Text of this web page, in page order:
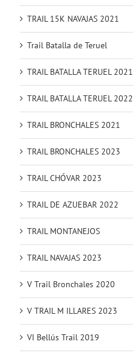
TRAIL 15K NAVAJAS 2021
Trail Batalla de Teruel
TRAIL BATALLA TERUEL 2021
TRAIL BATALLA TERUEL 2022
TRAIL BRONCHALES 2021
TRAIL BRONCHALES 2023
TRAIL CHÓVAR 2023
TRAIL DE AZUEBAR 2022
TRAIL MONTANEJOS
TRAIL NAVAJAS 2023
V Trail Bronchales 2020
V TRAIL M ILLARES 2023
VI Bellús Trail 2019